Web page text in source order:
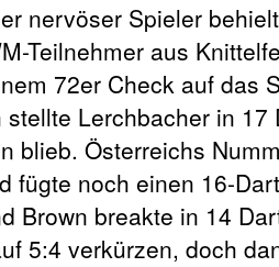
nervöser Spieler
Teilnehmer aus
72er Check auf das
Lerchbacher in
blieb. Österreichs
fügte noch einen 16-
Brown breakte in 14
5:4 verkürzen, doch